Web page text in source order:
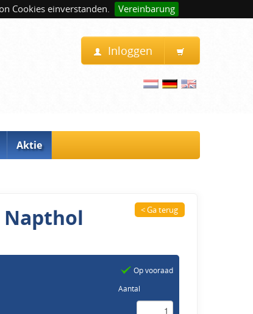
Cookies einverstanden. Vereinbarung
Inloggen
Aktie
Napthol < Ga terug
Op vooraad
Aantal